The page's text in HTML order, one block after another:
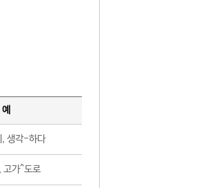
생각-하다
고가^도로